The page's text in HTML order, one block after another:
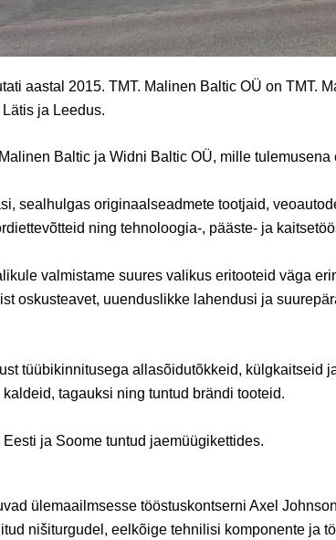
aastal 2015. TMT. Malinen Baltic OÜ on TMT.
ja Leedus.
Baltic ja Widni Baltic OÜ, mille tulemusena
sealhulgas originaalseadmete tootjaid,
ning tehnoloogia-, pääste- ja
valmistame suures valikus eritooteid väga
oskusteavet, uuenduslikke lahendusi ja
tüübikinnitusega allasõidutõkkeid, külgkaitseid
tagauksi ning tuntud brändi tooteid.
ja Soome tuntud jaemüügikettides.
ülemaailmsesse tööstuskontserni Axel
nišiturgudel, eelkõige tehnilisi komponente ja